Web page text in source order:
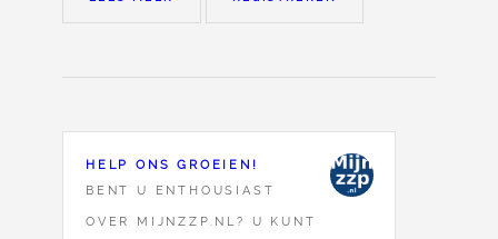
HELP ONS GROEIEN!
BENT U ENTHOUSIAST
OVER MIJNZZP.NL? U KUNT